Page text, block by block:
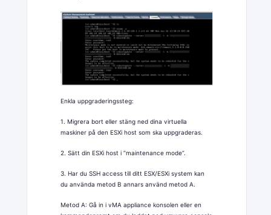
Enkla uppgraderingssteg:
1. Migrera bort eller stäng ned dina virtuella
maskiner på den ESXi host som ska uppgraderas.
2. Sätt din ESXi host i ”maintenance mode”.
3. Har du SSH access till ditt ESX/ESXi system kan
du använda metod B annars använd metod A.
Metod A: Gå in i vMA appliance konsolen eller en